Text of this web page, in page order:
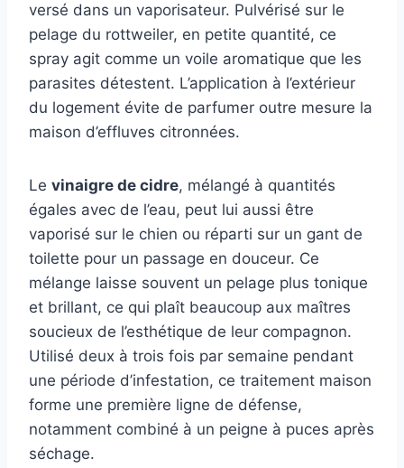
versé dans un vaporisateur. Pulvérisé sur le
pelage du rottweiler, en petite quantité, ce
spray agit comme un voile aromatique que les
parasites détestent. L’application à l’extérieur
du logement évite de parfumer outre mesure la
maison d’effluves citronnées.
Le vinaigre de cidre, mélangé à quantités
égales avec de l’eau, peut lui aussi être
vaporisé sur le chien ou réparti sur un gant de
toilette pour un passage en douceur. Ce
mélange laisse souvent un pelage plus tonique
et brillant, ce qui plaît beaucoup aux maîtres
soucieux de l’esthétique de leur compagnon.
Utilisé deux à trois fois par semaine pendant
une période d’infestation, ce traitement maison
forme une première ligne de défense,
notamment combiné à un peigne à puces après
séchage.